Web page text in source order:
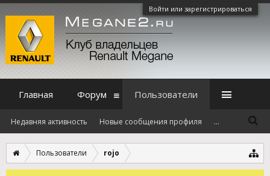
Войти или зарегистрироваться
Пользователи rojo
Главная Форум Пользователи
Недавняя активность Новые сообщения профиля ...